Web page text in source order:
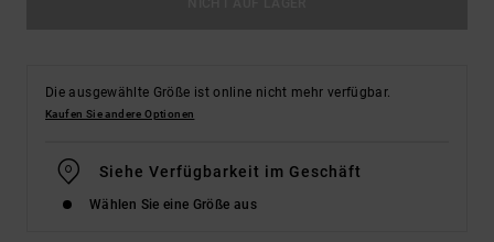
Die ausgewählte Größe ist online nicht mehr verfügbar.
Kaufen Sie andere Optionen
Siehe Verfügbarkeit im Geschäft
Wählen Sie eine Größe aus